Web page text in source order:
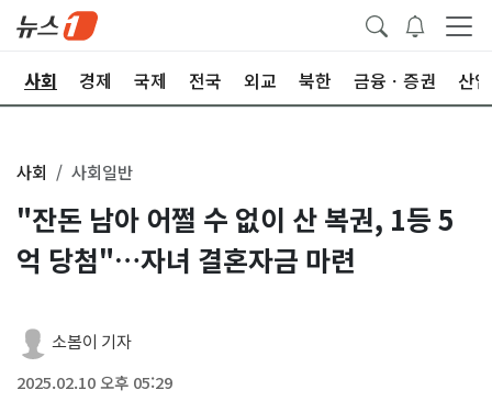
사회 경제 국제 전국 외교 북한 금융ㆍ증권 산업
사회 사회일반
"잔돈 남아 어쩔 수 없이 산 복권, 1등 5
억 당첨"…자녀 결혼자금 마련
소봄이 기자
2025.02.10 오후 05:29